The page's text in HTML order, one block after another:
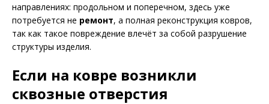
направлениях: продольном и поперечном, здесь уже
потребуется не ремонт, а полная реконструкция ковров,
так как такое повреждение влечёт за собой разрушение
структуры изделия.
Если на ковре возникли
сквозные отверстия